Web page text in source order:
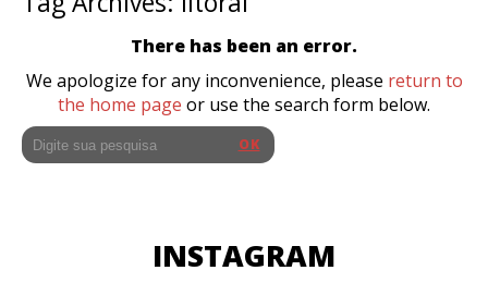
There has been an error.
We apologize for any inconvenience, please return to
the home page or use the search form below.
INSTAGRAM